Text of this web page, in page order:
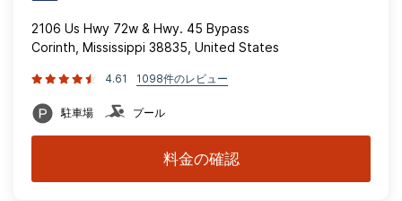
2106 Us Hwy 72w & Hwy. 45 Bypass
Corinth, Mississippi 38835, United States
4.61 1098件のレビュー
駐車場 プール
料金の確認